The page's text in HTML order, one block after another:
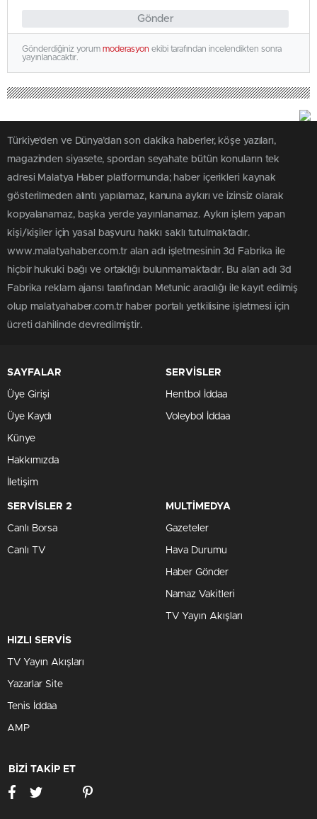
Gönder
Gönderdiğiniz yorum moderasyon ekibi tarafından incelendikten sonra
yayınlanacaktır.
Türkiye'den ve Dünya’dan son dakika haberler, köşe yazıları,
magazinden siyasete, spordan seyahate bütün konuların tek
adresi Malatya Haber platformunda; haber içerikleri kaynak
gösterilmeden alıntı yapılamaz, kanuna aykırı ve izinsiz olarak
kopyalanamaz, başka yerde yayınlanamaz. Aykırı işlem yapan
kişi/kişiler için yasal başvuru hakkı saklı tutulmaktadır.
www.malatyahaber.com.tr alan adı işletmesinin 3d Fabrika ile
hiçbir hukuki bağı ve ortaklığı bulunmamaktadır. Bu alan adı 3d
Fabrika reklam ajansı tarafından Metunic aracılığı ile kayıt edilmiş
olup malatyahaber.com.tr haber portalı yetkilisine işletmesi için
ücreti dahilinde devredilmiştir.
SAYFALAR
Üye Girişi
Üye Kaydı
Künye
Hakkımızda
İletişim
SERVİSLER
Hentbol İddaa
Voleybol İddaa
SERVİSLER 2
Canlı Borsa
Canlı TV
MULTİMEDYA
Gazeteler
Hava Durumu
Haber Gönder
Namaz Vakitleri
TV Yayın Akışları
HIZLI SERVİS
TV Yayın Akışları
Yazarlar Site
Tenis İddaa
AMP
BİZİ TAKİP ET